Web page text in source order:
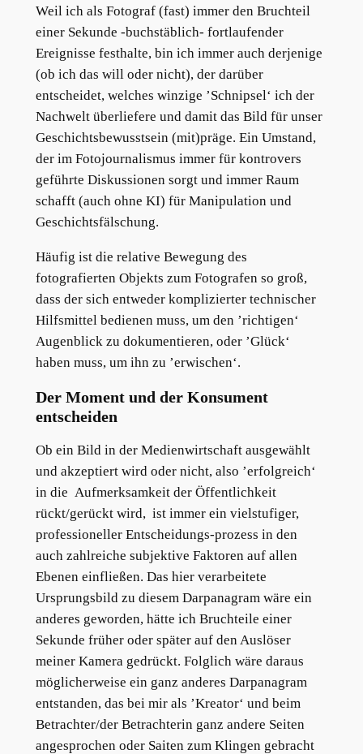
Weil ich als Fotograf (fast) immer den Bruchteil
einer Sekunde -buchstäblich- fortlaufender
Ereignisse festhalte, bin ich immer auch derjenige
(ob ich das will oder nicht), der darüber
entscheidet, welches winzige ’Schnipsel‘ ich der
Nachwelt überliefere und damit das Bild für unser
Geschichtsbewusstsein (mit)präge. Ein Umstand,
der im Fotojournalismus immer für kontrovers
geführte Diskussionen sorgt und immer Raum
schafft (auch ohne KI) für Manipulation und
Geschichtsfälschung.
Häufig ist die relative Bewegung des
fotografierten Objekts zum Fotografen so groß,
dass der sich entweder komplizierter technischer
Hilfsmittel bedienen muss, um den ’richtigen‘
Augenblick zu dokumentieren, oder ’Glück‘
haben muss, um ihn zu ’erwischen‘.
Der Moment und der Konsument
entscheiden
Ob ein Bild in der Medienwirtschaft ausgewählt
und akzeptiert wird oder nicht, also ’erfolgreich‘
in die Aufmerksamkeit der Öffentlichkeit
rückt/gerückt wird, ist immer ein vielstufiger,
professioneller Entscheidungs-prozess in den
auch zahlreiche subjektive Faktoren auf allen
Ebenen einfließen. Das hier verarbeitete
Ursprungsbild zu diesem Darpanagram wäre ein
anderes geworden, hätte ich Bruchteile einer
Sekunde früher oder später auf den Auslöser
meiner Kamera gedrückt. Folglich wäre daraus
möglicherweise ein ganz anderes Darpanagram
entstanden, das bei mir als ’Kreator‘ und beim
Betrachter/der Betrachterin ganz andere Seiten
angesprochen oder Saiten zum Klingen gebracht